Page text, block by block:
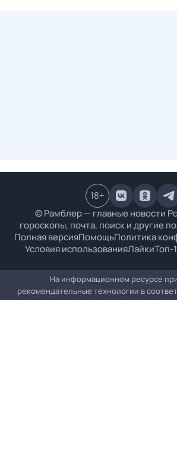
© Рамблер — главные новости
гороскопы, почта, поиск и другие
Полная версияПомощьПолитика
Условия использованияЛайкиТоп-
18+
На информационном ресурсе
рекомендательные технологии в